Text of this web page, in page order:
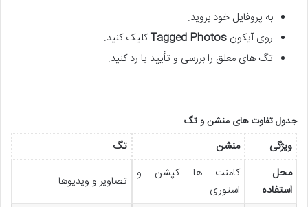
به پروفایل خود بروید.
روی آیکون Tagged Photosکلیک کنید.
تگ های معلق را بررسی و تأیید یا رد کنید.
جدول تفاوت های منشن و تگ
ویژگی منشن
تگ
محل
استفاده
کامنت ها کپشن و
استوری
تصاویر و ویدیوها